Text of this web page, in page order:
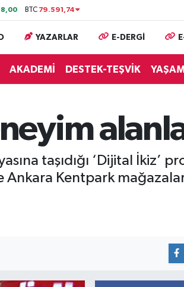
BTC 79.591,74
YAZARLAR E-DERGİ
AKADEMİ DESTEK-TEŞVİK
taşıdığı ‘Dijital İkiz’
Kentpark